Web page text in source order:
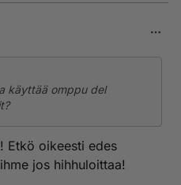
käyttää omppu del
Etkö oikeesti edes
jos hihhuloittaa!